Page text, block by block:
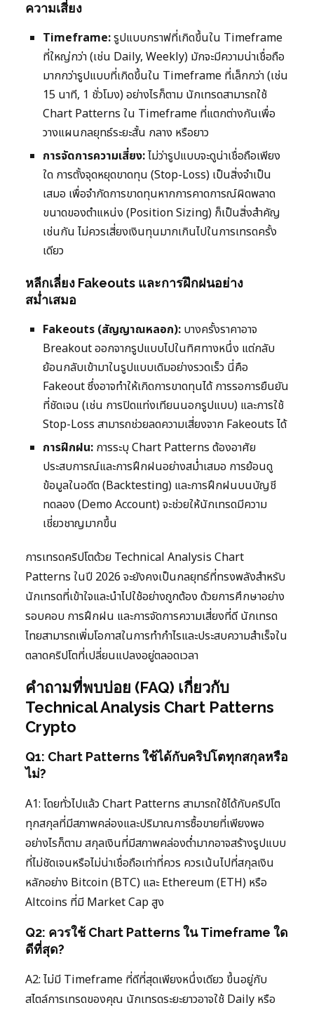
ความเสี่ยง
Timeframe:รูปแบบกราฟที่เกิดขึ้นใน Timeframe
ที่ใหญ่กว่า (เช่น Daily, Weekly) มักจะมีความน่าเชื่อถือ
มากกว่ารูปแบบที่เกิดขึ้นใน Timeframe ที่เล็กกว่า (เช่น
15 นาที, 1 ชั่วโมง) อย่างไรก็ตาม นักเทรดสามารถใช้
Chart Patterns ใน Timeframe ที่แตกต่างกันเพื่อ
วางแผนกลยุทธ์ระยะสั้น กลาง หรือยาว
การจัดการความเสี่ยง:ไม่ว่ารูปแบบจะดูน่าเชื่อถือเพียง
ใด การตั้งจุดหยุดขาดทุน (Stop-Loss) เป็นสิ่งจำเป็น
เสมอ เพื่อจำกัดการขาดทุนหากการคาดการณ์ผิดพลาด
ขนาดของตำแหน่ง (Position Sizing) ก็เป็นสิ่งสำคัญ
เช่นกัน ไม่ควรเสี่ยงเงินทุนมากเกินไปในการเทรดครั้ง
เดียว
หลีกเลี่ยง Fakeouts และการฝึกฝนอย่าง
สม่ำเสมอ
Fakeouts (สัญญาณหลอก): บางครั้งราคาอาจ
Breakout ออกจากรูปแบบไปในทิศทางหนึ่ง แต่กลับ
ย้อนกลับเข้ามาในรูปแบบเดิมอย่างรวดเร็ว นี่คือ
Fakeout ซึ่งอาจทำให้เกิดการขาดทุนได้ การรอการยืนยัน
ที่ชัดเจน (เช่น การปิดแท่งเทียนนอกรูปแบบ) และการใช้
Stop-Loss สามารถช่วยลดความเสี่ยงจาก Fakeouts ได้
การฝึกฝน: การระบุ Chart Patterns ต้องอาศัย
ประสบการณ์และการฝึกฝนอย่างสม่ำเสมอ การย้อนดู
ข้อมูลในอดีต (Backtesting) และการฝึกฝนบนบัญชี
ทดลอง (Demo Account) จะช่วยให้นักเทรดมีความ
เชี่ยวชาญมากขึ้น
การเทรดคริปโตด้วย Technical Analysis Chart
Patterns ในปี 2026 จะยังคงเป็นกลยุทธ์ที่ทรงพลังสำหรับ
นักเทรดที่เข้าใจและนำไปใช้อย่างถูกต้อง ด้วยการศึกษาอย่าง
รอบคอบ การฝึกฝน และการจัดการความเสี่ยงที่ดี นักเทรด
ไทยสามารถเพิ่มโอกาสในการทำกำไรและประสบความสำเร็จใน
ตลาดคริปโตที่เปลี่ยนแปลงอยู่ตลอดเวลา
คำถามที่พบบ่อย (FAQ) เกี่ยวกับ
Technical Analysis Chart Patterns
Crypto
Q1: Chart Patterns ใช้ได้กับคริปโตทุกสกุลหรือ
ไม่?
A1: โดยทั่วไปแล้ว Chart Patterns สามารถใช้ได้กับคริปโต
ทุกสกุลที่มีสภาพคล่องและปริมาณการซื้อขายที่เพียงพอ
อย่างไรก็ตาม สกุลเงินที่มีสภาพคล่องต่ำมากอาจสร้างรูปแบบ
ที่ไม่ชัดเจนหรือไม่น่าเชื่อถือเท่าที่ควร ควรเน้นไปที่สกุลเงิน
หลักอย่าง Bitcoin (BTC) และ Ethereum (ETH) หรือ
Altcoins ที่มี Market Cap สูง
Q2: ควรใช้ Chart Patterns ใน Timeframe ใด
ดีที่สุด?
A2: ไม่มี Timeframe ที่ดีที่สุดเพียงหนึ่งเดียว ขึ้นอยู่กับ
สไตล์การเทรดของคุณ นักเทรดระยะยาวอาจใช้ Daily หรือ